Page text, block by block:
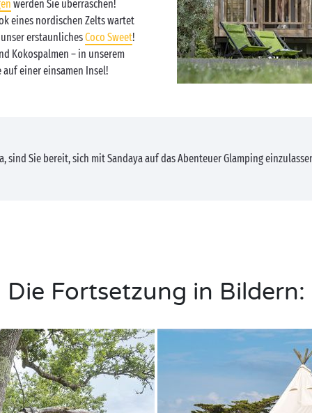
werden Sie überraschen!
eines nordischen Zelts wartet
erstaunlichesCoco Sweet!
Kokospalmen – in unserem
einer einsamen Insel!
sind Sie bereit, sich mit Sandaya auf das Abenteuer Glamping
Die Fortsetzung in Bildern: